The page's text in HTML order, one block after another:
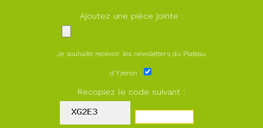
Ajoutez une pièce jointe :
Je souhaite recevoir les newsletters du Plateau
d'Yzeron :
Recopiez le code suivant :